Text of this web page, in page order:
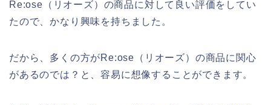
Re:ose（リオーズ）の商品に対して良い評価をしてい
たので、かなり興味を持ちました。
だから、多くの方がRe:ose（リオーズ）の商品に関心
があるのでは？と、容易に想像することができます。